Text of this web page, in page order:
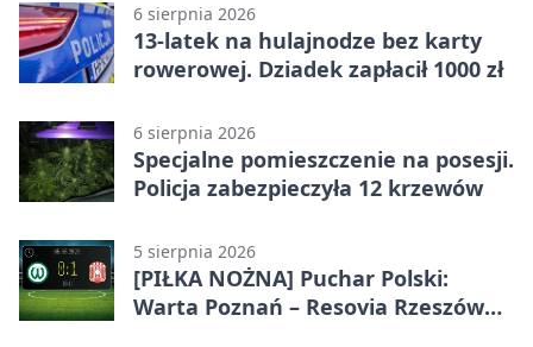
6 sierpnia 2026
13-latek na hulajnodze bez karty
rowerowej. Dziadek zapłacił 1000 zł
6 sierpnia 2026
Specjalne pomieszczenie na posesji.
Policja zabezpieczyła 12 krzewów
5 sierpnia 2026
[PIŁKA NOŻNA] Puchar Polski:
Warta Poznań – Resovia Rzeszów